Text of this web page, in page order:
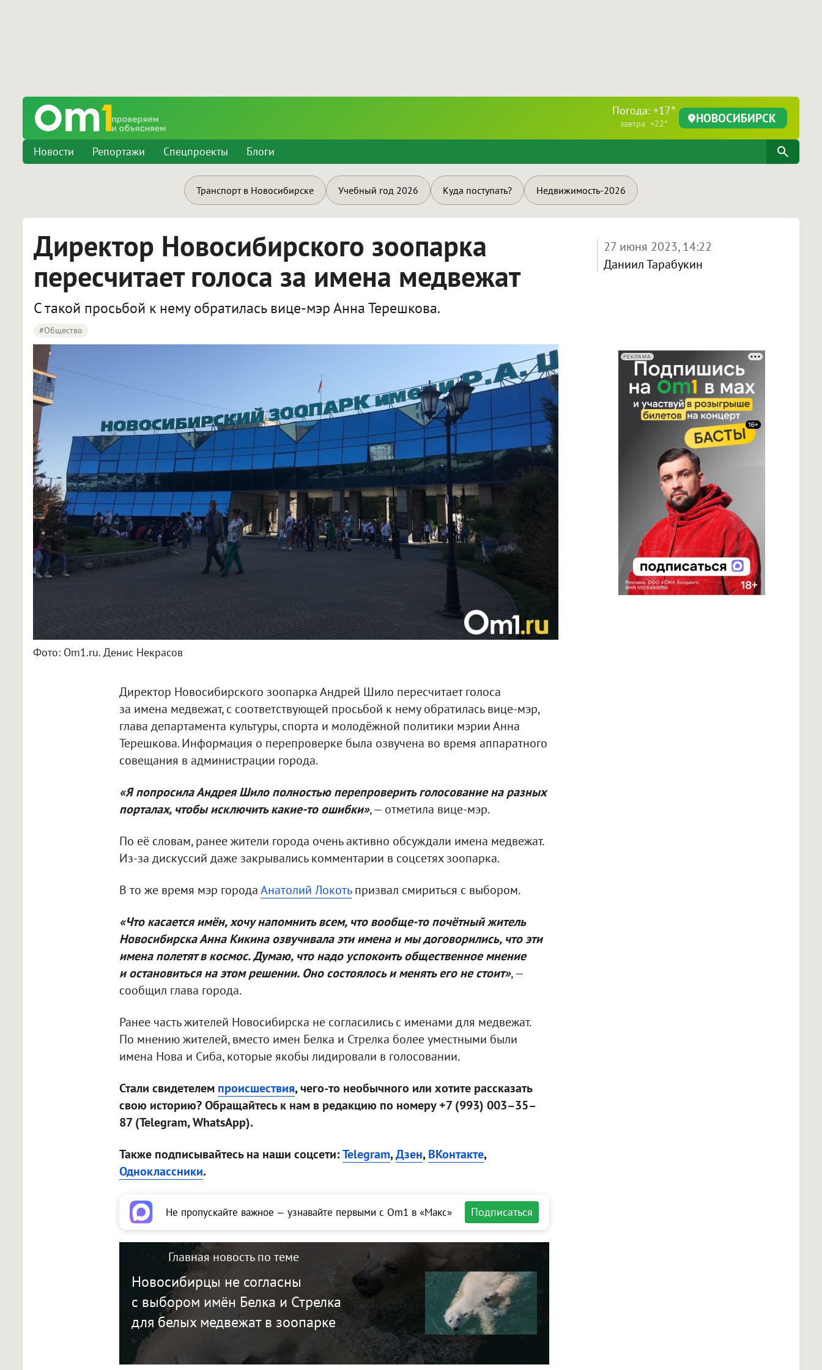
Погода: +17°
завтра +22° НОВОСИБИРСК
Новости Репортажи Спецпроекты Блоги
Транспорт в Новосибирске Учебный год 2026 Куда поступать? Недвижимость-2026
Директор Новосибирского зоопарка
пересчитает голоса за имена медвежат
С такой просьбой к нему обратилась вице-мэр Анна Терешкова.
#Общество
27 июня 2023, 14:22
Даниил Тарабукин
РЕКЛАМА
Фото: Om1.ru. Денис Некрасов
Директор Новосибирского зоопарка Андрей Шило пересчитает голоса
за имена медвежат, с соответствующей просьбой к нему обратилась вице-мэр,
глава департамента культуры, спорта и молодёжной политики мэрии Анна
Терешкова. Информация о перепроверке была озвучена во время аппаратного
совещания в администрации города.
«Я попросила Андрея Шило полностью перепроверить голосование на разных
порталах, чтобы исключить какие-то ошибки», — отметила вице-мэр.
По её словам, ранее жители города очень активно обсуждали имена медвежат.
Из-за дискуссий даже закрывались комментарии в соцсетях зоопарка.
В то же время мэр городаАнатолий Локотьпризвал смириться с выбором.
«Что касается имён, хочу напомнить всем, что вообще-то почётный житель
Новосибирска Анна Кикина озвучивала эти имена и мы договорились, что эти
имена полетят в космос. Думаю, что надо успокоить общественное мнение
и остановиться на этом решении. Оно состоялось и менять его не стоит», —
сообщил глава города.
Ранее часть жителей Новосибирска не согласились с именами для медвежат.
По мнению жителей, вместо имен Белка и Стрелка более уместными были
имена Нова и Сиба, которые якобы лидировали в голосовании.
Стали свидетелем происшествия, чего-то необычного или хотите рассказать
свою историю? Обращайтесь к нам в редакцию по номеру +7 (993) 003–35–
87 (Telegram, WhatsApp).
Также подписывайтесь на наши соцсети:Telegram,Дзен,ВКонтакте,
Одноклассники.
Не пропускайте важное — узнавайте первыми с Om1 в «Макс» Подписаться
Главная новость по теме
Новосибирцы не согласны
с выбором имён Белка и Стрелка
для белых медвежат в зоопарке